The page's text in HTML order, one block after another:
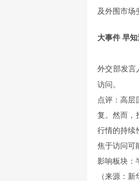
及外围市场
大事件 早知
外交部发言
访问。
点评：高层
复。然而，
行情的持续
焦于访问可
影响板块：
（来源：新